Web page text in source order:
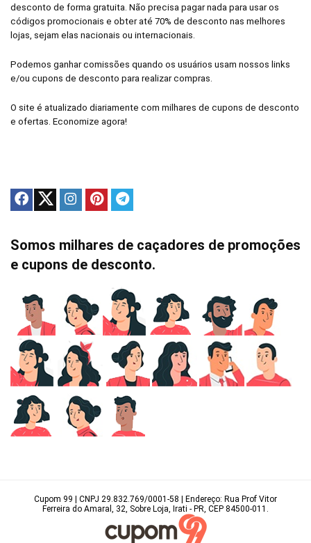
desconto de forma gratuita. Não precisa pagar nada para usar os
códigos promocionais e obter até 70% de desconto nas melhores
lojas, sejam elas nacionais ou internacionais.
Podemos ganhar comissões quando os usuários usam nossos links
e/ou cupons de desconto para realizar compras.
O site é atualizado diariamente com milhares de cupons de desconto
e ofertas. Economize agora!
Somos milhares de caçadores de promoções
e cupons de desconto.
Cupom 99 | CNPJ 29.832.769/0001-58 | Endereço: Rua Prof Vitor
Ferreira do Amaral, 32, Sobre Loja, Irati - PR, CEP 84500-011.